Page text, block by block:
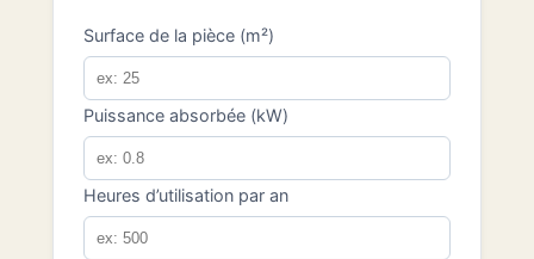
Surface de la pièce (m²)
Puissance absorbée (kW)
Heures d’utilisation par an